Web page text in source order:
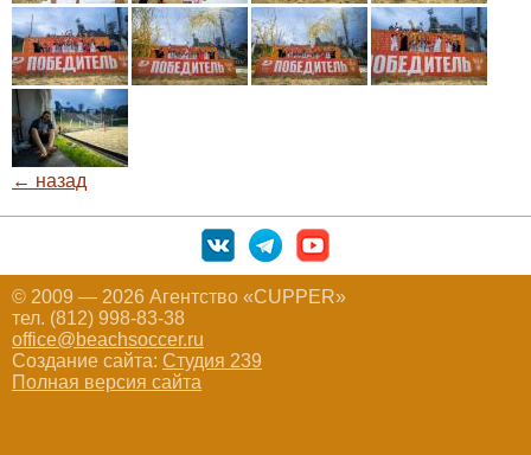
← назад
© 2009 — 2026 Агентство «CUPPER»
тел. (812) 998-83-38
office@beachsoccer.ru
Создание сайта: Студия 239
Полная версия сайта